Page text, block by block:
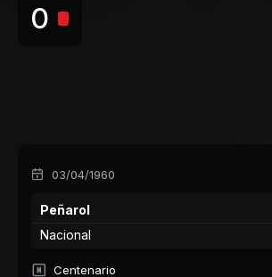
0
03/04/1960
Peñarol
Nacional
Centenario